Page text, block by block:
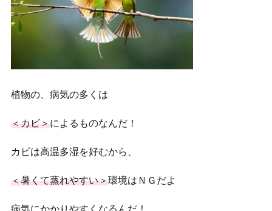
植物の、病気の多くは
＜カビ＞によるものなんだ！
カビは高温多湿を好むから、
＜暑くて蒸れやすい＞環境はＮＧだよ
病気にかかりやすくなるんだ！